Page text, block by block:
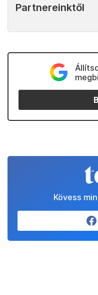
Partnereinktől
Kövess